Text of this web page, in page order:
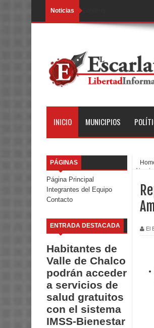
Noticias
INICIO MUNICIPIOS
PÁGINAS
Página Principal
Integrantes del Equipo
Contacto
ENTRADA DESTACADA
Habitantes de
Valle de Chalco
podrán acceder
a servicios de
salud gratuitos
con el sistema
IMSS-Bienestar
El